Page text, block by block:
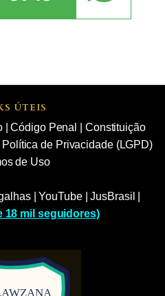
ÚTEIS
|Código Penal
Constituição
Política de Privacidade (LGPD)
de Uso
|YouTube|JusBrasil
18 mil seguidores)